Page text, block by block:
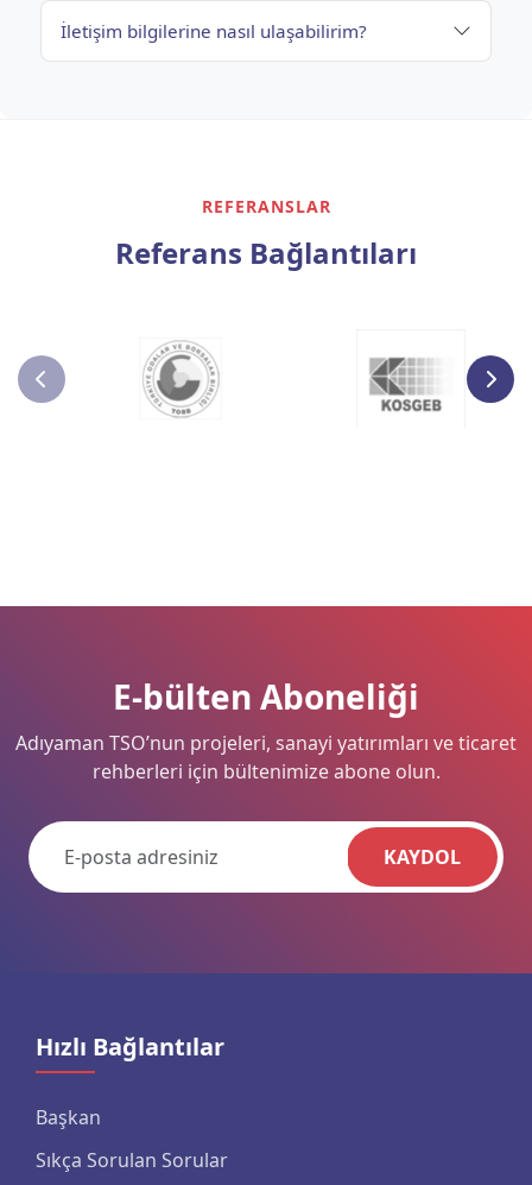
İletişim bilgilerine nasıl ulaşabilirim?
REFERANSLAR
Referans Bağlantıları
E-bülten Aboneliği
Adıyaman TSO’nun projeleri, sanayi yatırımları ve ticaret
rehberleri için bültenimize abone olun.
KAYDOL
Hızlı Bağlantılar
Başkan
Sıkça Sorulan Sorular